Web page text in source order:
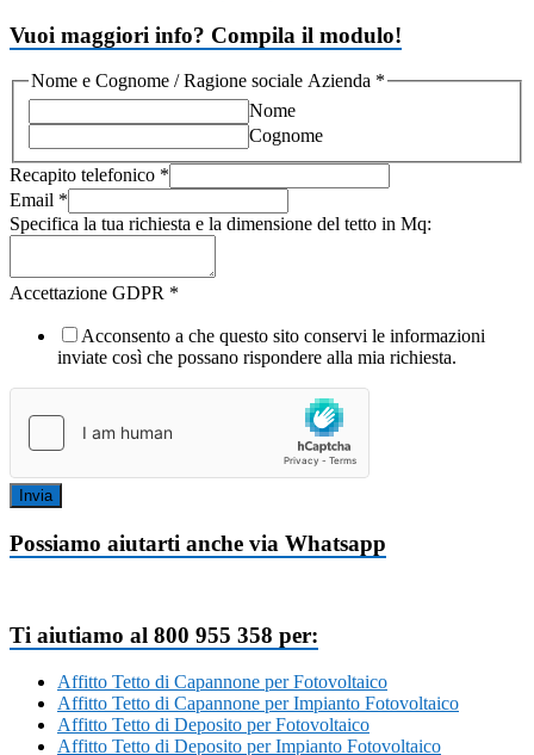
Vuoi maggiori info? Compila il modulo!
Nome e Cognome / Ragione sociale Azienda *
Nome
Cognome
Recapito telefonico *
Email *
Specifica la tua richiesta e la dimensione del tetto in Mq:
Accettazione GDPR *
Acconsento a che questo sito conservi le informazioni
inviate così che possano rispondere alla mia richiesta.
Invia
Possiamo aiutarti anche via Whatsapp
Ti aiutiamo al 800 955 358 per:
Affitto Tetto di Capannone per Fotovoltaico
Affitto Tetto di Capannone per Impianto Fotovoltaico
Affitto Tetto di Deposito per Fotovoltaico
Affitto Tetto di Deposito per Impianto Fotovoltaico